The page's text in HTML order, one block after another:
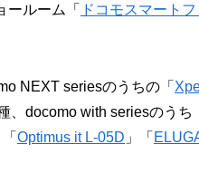
ールーム「
ドコモスマート
NEXT seriesのうちの「
、docomo with seriesのうち
Optimus it L-05D 」「